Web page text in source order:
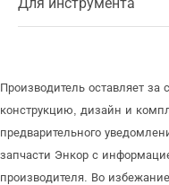
Для инструмента
Производитель оставляет
конструкцию, дизайн и
предварительного
запчасти Энкор с
производителя. Во